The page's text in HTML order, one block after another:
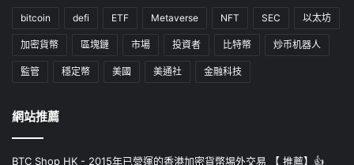
bitcoin defi ETF Metaverse NFT SEC 以太坊
加密貨幣 區塊鏈 市場 投資者 比特幣 炒币机器人
監管 穩定幣 美國 美通社 金融科技
網站推薦
BTC Shop HK - 2015年已營運的香港加密貨幣埸外交易 【 推薦】👍